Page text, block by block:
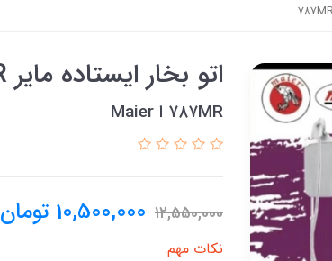
اتو بخار ایستاده مایر ۷۸۷MR
۷۸۷MR ا Maier
12,550,000
10,500,000 تومان
نکات مهم: